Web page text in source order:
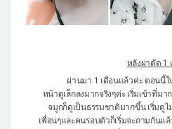
หลังผ่าตัด 1
ผ่านมา 1 เดือนแล้วค่ะ ตอนนี้
หน้าดูเล็กลงมากจริงๆค่ะ เริ่มเข้าที่ม
จมูกก็ดูเป็นธรรมชาติมากขึ้น เริ่มดู
เพื่อนๆและคนรอบตัวก็เริ่มจะถามกันแ